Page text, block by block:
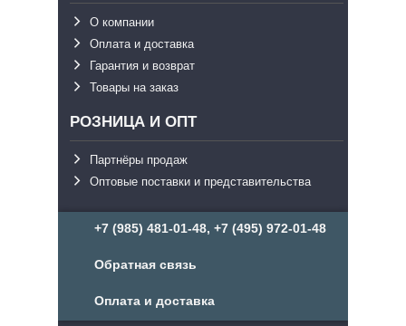
О компании
Оплата и доставка
Гарантия и возврат
Товары на заказ
РОЗНИЦА И ОПТ
Партнёры продаж
Оптовые поставки и представительства
+7 (985) 481-01-48, +7 (495) 972-01-48
Обратная связь
Оплата и доставка